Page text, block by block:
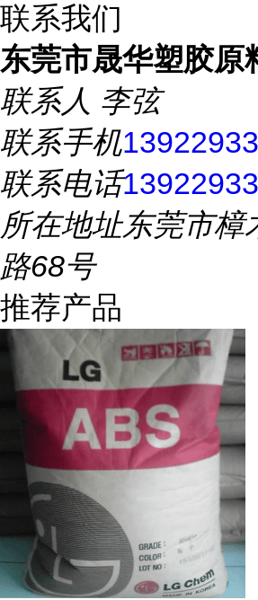
联系我们
东莞市晟华塑胶原
联系人 李弦
联系手机
联系电话
所在地址东莞市樟
路68号
推荐产品